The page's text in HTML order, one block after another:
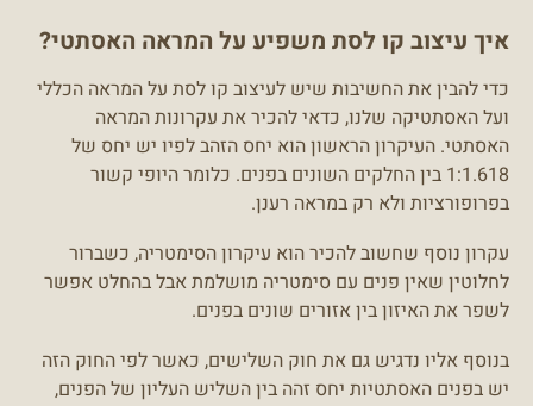
איך עיצוב קו לסת משפיע על המראה האסתטי?
כדי להבין את החשיבות שיש לעיצוב קו לסת על המראה הכללי
ועל האסתטיקה שלנו, כדאי להכיר את עקרונות המראה
האסתטי. העיקרון הראשון הוא יחס הזהב לפיו יש יחס של
1:1.618 בין החלקים השונים בפנים. כלומר היופי קשור
בפרופורציות ולא רק במראה רענן.
עקרון נוסף שחשוב להכיר הוא עיקרון הסימטריה, כשברור
לחלוטין שאין פנים עם סימטריה מושלמת אבל בהחלט אפשר
לשפר את האיזון בין אזורים שונים בפנים.
בנוסף אליו נדגיש גם את חוק השלישים, כאשר לפי החוק הזה
יש בפנים האסתטיות יחס זהה בין השליש העליון של הפנים,